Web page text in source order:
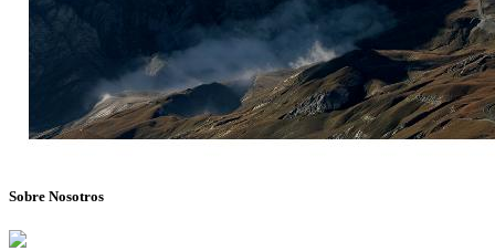
Sobre Nosotros